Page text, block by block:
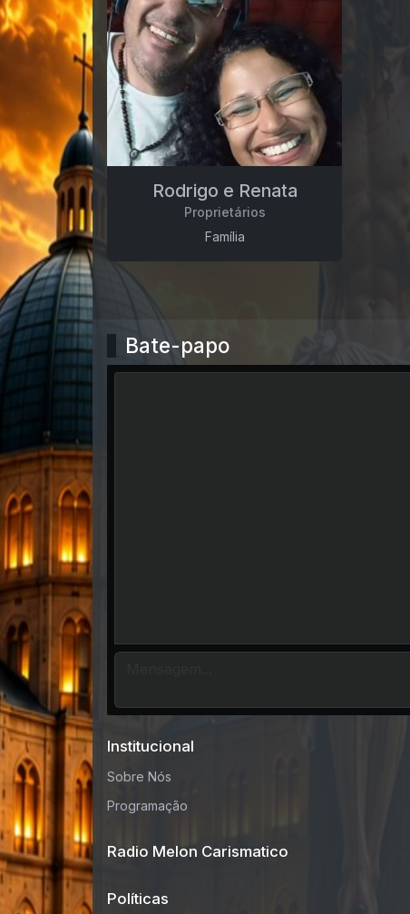
Rodrigo e Renata
Proprietários
Família
Bate-papo
Institucional
Sobre Nós
Programação
Radio Melon Carismatico
Políticas